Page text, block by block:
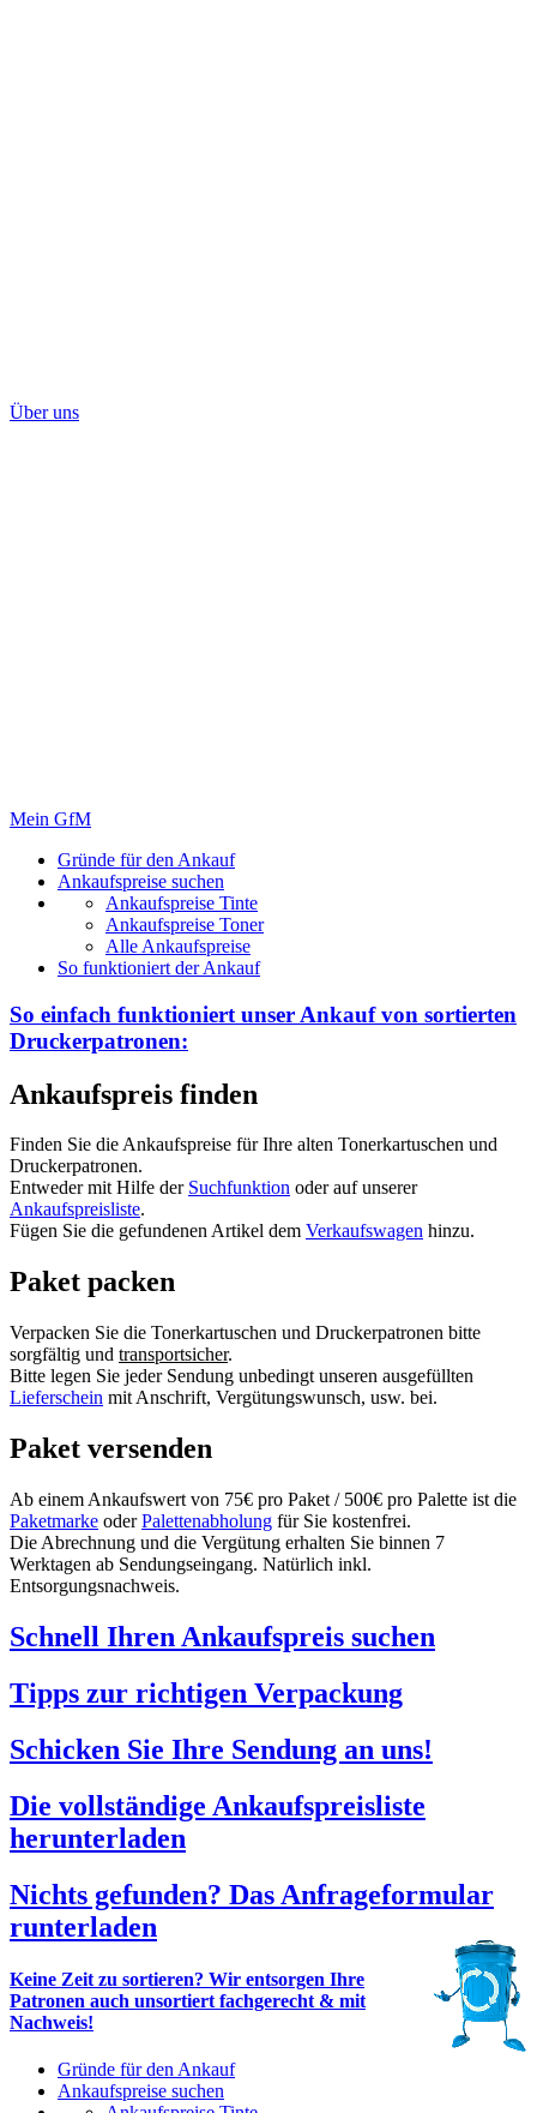
Über uns
Mein GfM
Gründe für den Ankauf
Ankaufspreise suchen
Ankaufspreise Tinte
Ankaufspreise Toner
Alle Ankaufspreise
So funktioniert der Ankauf
So einfach funktioniert unser Ankauf von sortierten
Druckerpatronen:
Ankaufspreis finden
Finden Sie die Ankaufspreise für Ihre alten Tonerkartuschen und
Druckerpatronen.
Entweder mit Hilfe der Suchfunktion oder auf unserer
Ankaufspreisliste.
Fügen Sie die gefundenen Artikel dem Verkaufswagen hinzu.
Paket packen
Verpacken Sie die Tonerkartuschen und Druckerpatronen bitte
sorgfältig und transportsicher.
Bitte legen Sie jeder Sendung unbedingt unseren ausgefüllten
Lieferschein mit Anschrift, Vergütungswunsch, usw. bei.
Paket versenden
Ab einem Ankaufswert von 75€ pro Paket / 500€ pro Palette ist die
Paketmarke oderPalettenabholung für Sie kostenfrei.
Die Abrechnung und die Vergütung erhalten Sie binnen 7
Werktagen ab Sendungseingang. Natürlich inkl.
Entsorgungsnachweis.
Schnell Ihren Ankaufspreis suchen
Tipps zur richtigen Verpackung
Schicken Sie Ihre Sendung an uns!
Die vollständige Ankaufspreisliste
herunterladen
Nichts gefunden? Das Anfrageformular
runterladen
Keine Zeit zu sortieren? Wir entsorgen Ihre
Patronen auch unsortiert fachgerecht & mit
Nachweis!
Gründe für den Ankauf
Ankaufspreise suchen